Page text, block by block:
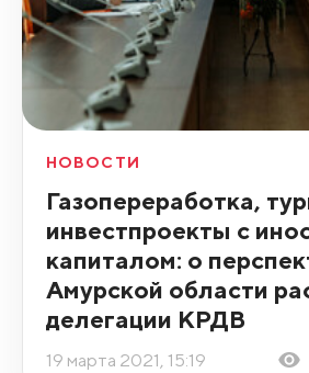
НОВОСТИ
Газопереработка,
инвестпроекты с
капиталом: о
Амурской области
делегации КРДВ
19 марта 2021, 15:19